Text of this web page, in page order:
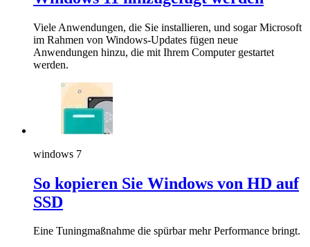
Viele Anwendungen, die Sie installieren, und sogar Microsoft
im Rahmen von Windows-Updates fügen neue
Anwendungen hinzu, die mit Ihrem Computer gestartet
werden.
windows 7
So kopieren Sie Windows von HD auf
SSD
Eine Tuningmaßnahme die spürbar mehr Performance bringt.